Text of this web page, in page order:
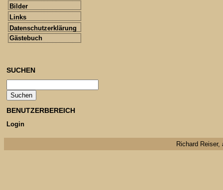
Bilder
Links
Datenschutzerklärung
Gästebuch
SUCHEN
BENUTZERBEREICH
Login
Richard